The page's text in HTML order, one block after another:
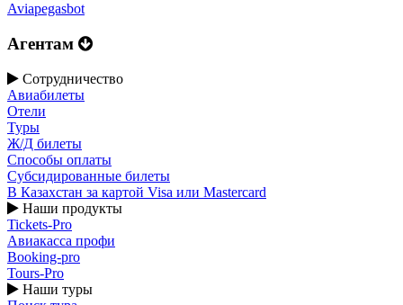
Aviapegasbot
Агентам
Сотрудничество
Авиабилеты
Отели
Туры
Ж/Д билеты
Способы оплаты
Субсидированные билеты
В Казахстан за картой Visa или Masterсard
Наши продукты
Tickets-Pro
Авиакасса профи
Booking-pro
Tours-Pro
Наши туры